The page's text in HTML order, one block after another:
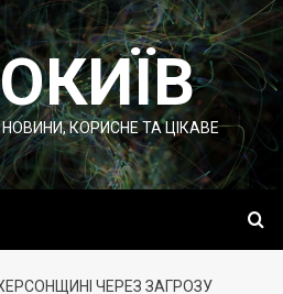
НОВИНИ, КОРИСНЕ ТА ЦІКАВЕ
ЧЕРЕЗ ЗАГРОЗУ